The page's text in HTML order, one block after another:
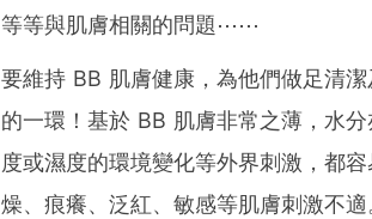
等等與肌膚相關的問題⋯⋯
要維持 BB 肌膚健康，為他們做足清
的一環！基於 BB 肌膚非常之薄，水
度或濕度的環境變化等外界刺激，都
燥、痕癢、泛紅、敏感等肌膚刺激不